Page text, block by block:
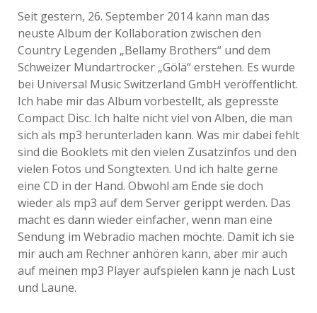
Seit gestern, 26. September 2014 kann man das
neuste Album der Kollaboration zwischen den
Country Legenden „Bellamy Brothers“ und dem
Schweizer Mundartrocker „Gölä“ erstehen. Es wurde
bei Universal Music Switzerland GmbH veröffentlicht.
Ich habe mir das Album vorbestellt, als gepresste
Compact Disc. Ich halte nicht viel von Alben, die man
sich als mp3 herunterladen kann. Was mir dabei fehlt
sind die Booklets mit den vielen Zusatzinfos und den
vielen Fotos und Songtexten. Und ich halte gerne
eine CD in der Hand. Obwohl am Ende sie doch
wieder als mp3 auf dem Server gerippt werden. Das
macht es dann wieder einfacher, wenn man eine
Sendung im Webradio machen möchte. Damit ich sie
mir auch am Rechner anhören kann, aber mir auch
auf meinen mp3 Player aufspielen kann je nach Lust
und Laune.